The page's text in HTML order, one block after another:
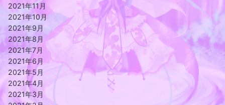
2021年11月
2021年10月
2021年9月
2021年8月
2021年7月
2021年6月
2021年5月
2021年4月
2021年3月